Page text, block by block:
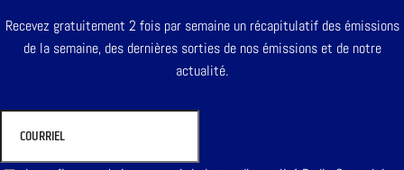
Recevez gratuitement 2 fois par semaine un récapitulatif des émissions
de la semaine, des dernières sorties de nos émissions et de notre
actualité.